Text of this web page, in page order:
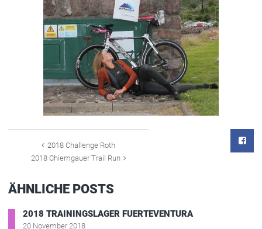
2018 Challenge Roth
2018 Chiemgauer Trail Run
ÄHNLICHE POSTS
2018 TRAININGSLAGER FUERTEVENTURA
20 November 2018